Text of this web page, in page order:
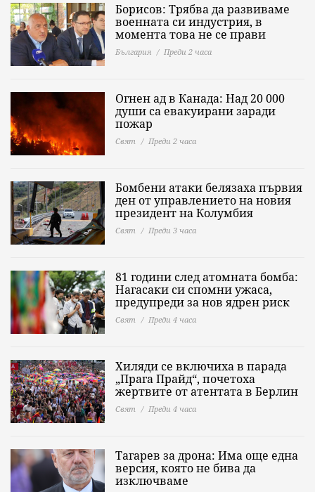
Борисов: Трябва да развиваме
военната си индустрия, в
момента това не се прави
България Преди 2 часа
Огнен ад в Канада: Над 20 000
души са евакуирани заради
пожар
Свят Преди 2 часа
Бомбени атаки белязаха първия
ден от управлението на новия
президент на Колумбия
Свят Преди 3 часа
81 години след атомната бомба:
Нагасаки си спомни ужаса,
предупреди за нов ядрен риск
Свят Преди 4 часа
Хиляди се включиха в парада
„Прага Прайд“, почетоха
жертвите от атентата в Берлин
Свят Преди 4 часа
Тагарев за дрона: Има още една
версия, която не бива да
изключваме